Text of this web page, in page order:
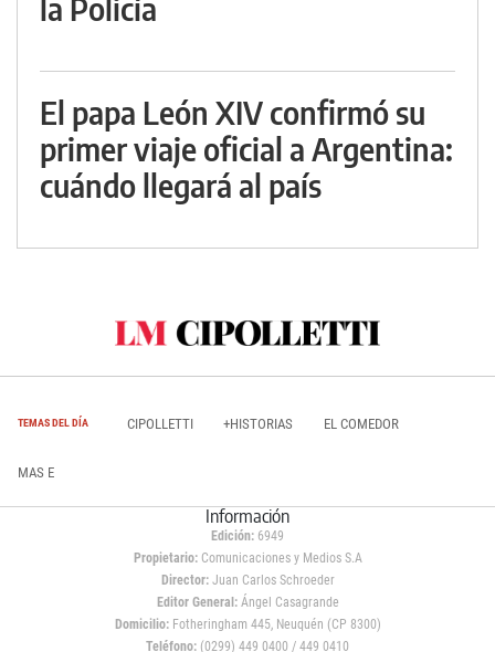
la Policía
El papa León XIV confirmó su
primer viaje oficial a Argentina:
cuándo llegará al país
TEMAS DEL DÍA CIPOLLETTI +HISTORIAS EL COMEDOR
MAS E
Información
Edición: 6949
Propietario:Comunicaciones y Medios S.A
Director: Juan Carlos Schroeder
Editor General:Ángel Casagrande
Domicilio:Fotheringham 445, Neuquén (CP 8300)
Teléfono: (0299) 449 0400 / 449 0410